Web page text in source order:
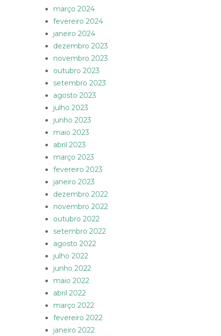
março 2024
fevereiro 2024
janeiro 2024
dezembro 2023
novembro 2023
outubro 2023
setembro 2023
agosto 2023
julho 2023
junho 2023
maio 2023
abril 2023
março 2023
fevereiro 2023
janeiro 2023
dezembro 2022
novembro 2022
outubro 2022
setembro 2022
agosto 2022
julho 2022
junho 2022
maio 2022
abril 2022
março 2022
fevereiro 2022
janeiro 2022